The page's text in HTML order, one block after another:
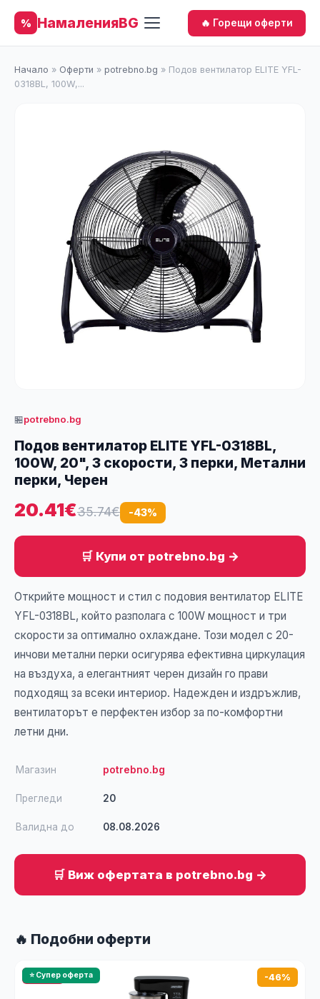
% НамаленияBG 🔥 Горещи оферти
Начало » Оферти » potrebno.bg » Подов вентилатор ELITE YFL-
0318BL, 100W,...
🏪potrebno.bg
Подов вентилатор ELITE YFL-0318BL,
100W, 20", 3 скорости, 3 перки, Метални
перки, Черен
20.41€35.74€ -43%
🛒 Купи от potrebno.bg →
Открийте мощност и стил с подовия вентилатор ELITE
YFL-0318BL, който разполага с 100W мощност и три
скорости за оптимално охлаждане. Този модел с 20-
инчови метални перки осигурява ефективна циркулация
на въздуха, а елегантният черен дизайн го прави
подходящ за всеки интериор. Надежден и издръжлив,
вентилаторът е перфектен избор за по-комфортни
летни дни.
Магазин potrebno.bg
Прегледи 20
Валидна до 08.08.2026
🛒 Виж офертата в potrebno.bg →
🔥 Подобни оферти
🔥 HOT
⭐ Супер оферта -46%